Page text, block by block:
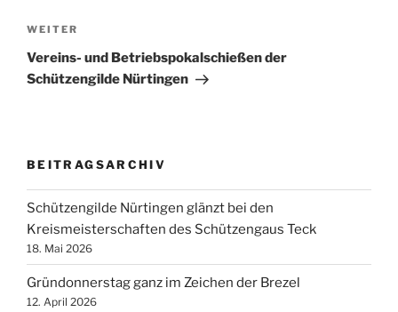
Nächster
Beitrag
WEITER
Vereins- und Betriebspokalschießen der
Schützengilde Nürtingen
BEITRAGSARCHIV
Schützengilde Nürtingen glänzt bei den
Kreismeisterschaften des Schützengaus Teck
18. Mai 2026
Gründonnerstag ganz im Zeichen der Brezel
12. April 2026